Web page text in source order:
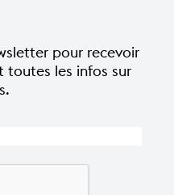
pour recevoir
toutes les infos sur